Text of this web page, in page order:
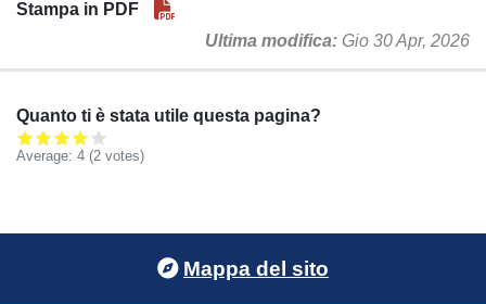
Stampa in PDF
Ultima modifica
Gio 30 Apr, 2026
Quanto ti è stata utile questa pagina?
Average: 4 (2 votes)
Mappa del sito